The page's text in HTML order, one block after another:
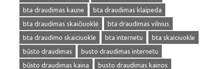
bta draudimas kaune
bta draudimas klaipeda
bta draudimas skaičiuoklė
bta draudimas vilnius
bta draudimo skaiciuokle
bta internetu
bta skaiciuokle
būsto draudimas
busto draudimas internetu
būsto draudimas kaina
busto draudimas kainos